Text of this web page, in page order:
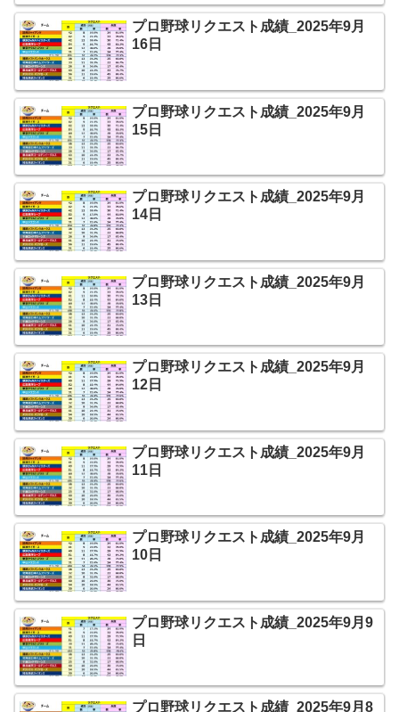
プロ野球リクエスト成績_2025年9月
16日
プロ野球リクエスト成績_2025年9月
15日
プロ野球リクエスト成績_2025年9月
14日
プロ野球リクエスト成績_2025年9月
13日
プロ野球リクエスト成績_2025年9月
12日
プロ野球リクエスト成績_2025年9月
11日
プロ野球リクエスト成績_2025年9月
10日
プロ野球リクエスト成績_2025年9月9
日
プロ野球リクエスト成績_2025年9月8